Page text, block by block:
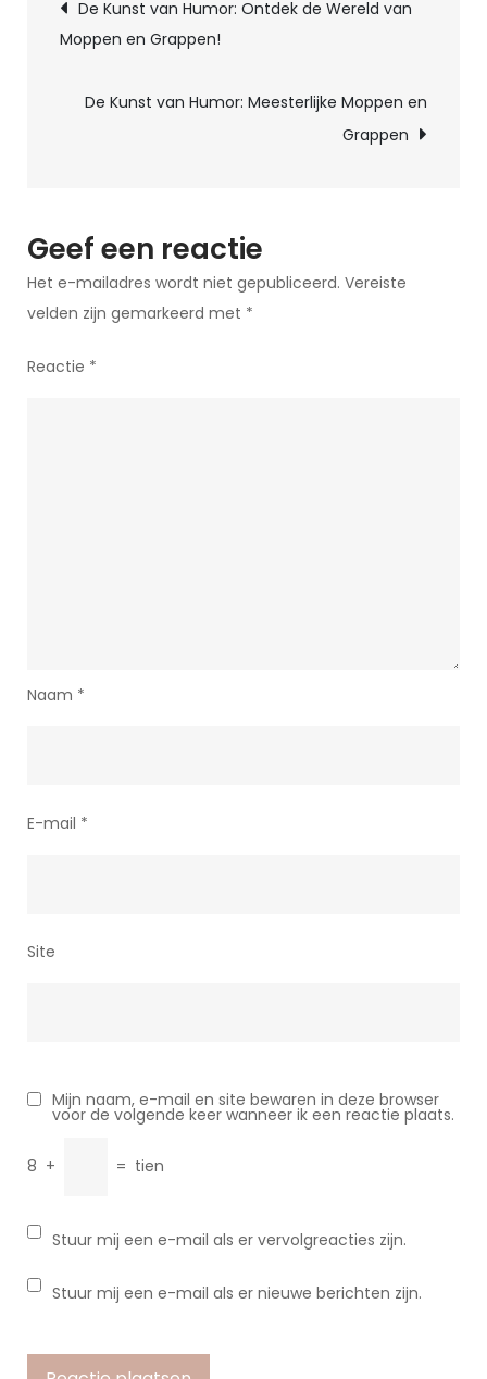
Moppen:
Lach
op
De Kunst van Humor: Ontdek de Wereld van
Moppen en Grappen!
De Kunst van Humor: Meesterlijke Moppen en
Grappen
Geef een reactie
Het e-mailadres wordt niet gepubliceerd. Vereiste
velden zijn gemarkeerd met *
Reactie *
Naam *
E-mail *
Site
Mijn naam, e-mail en site bewaren in deze browser
voor de volgende keer wanneer ik een reactie plaats.
8 + = tien
Stuur mij een e-mail als er vervolgreacties zijn.
Stuur mij een e-mail als er nieuwe berichten zijn.